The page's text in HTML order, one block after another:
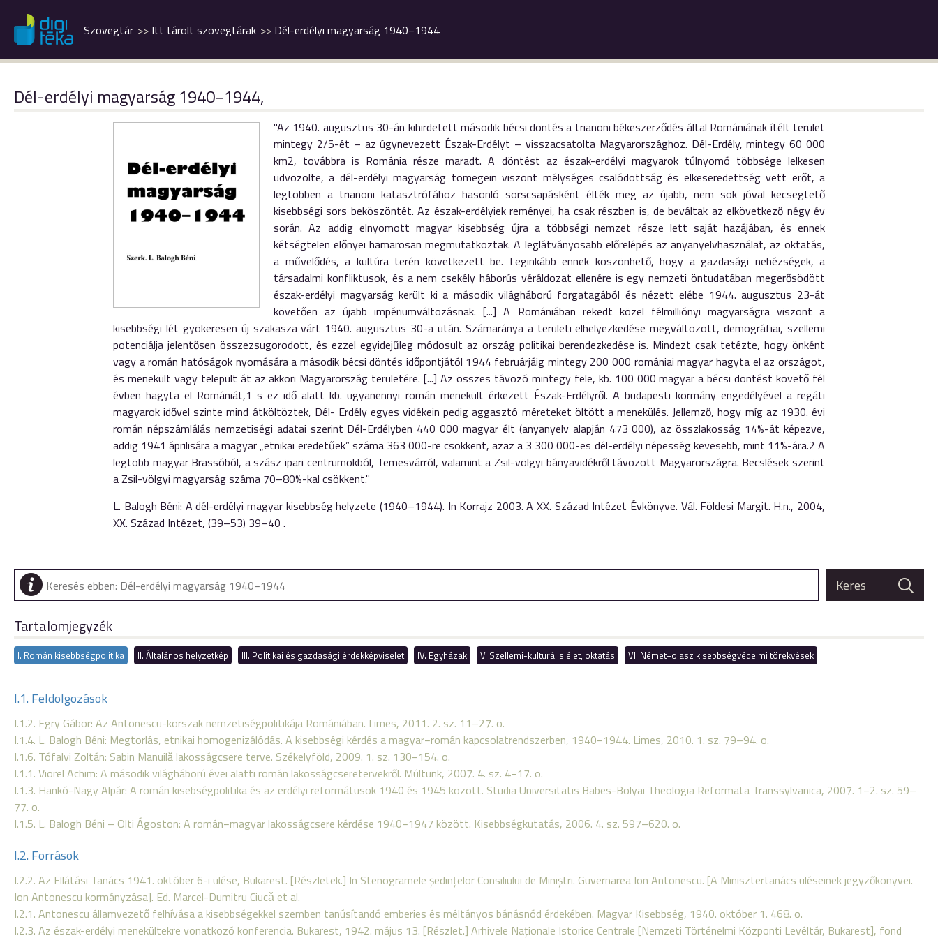
Dél-erdélyi magyarság 1940−1944
Itt tárolt szövegtárak
Szövegtár
Dél-erdélyi magyarság 1940−1944,
"Az 1940. augusztus 30-án kihirdetett második bécsi döntés a trianoni békeszerződés által Romániának ítélt terület
mintegy 2/5-ét – az úgynevezett Észak-Erdélyt – visszacsatolta Magyarországhoz. Dél-Erdély, mintegy 60 000
km2, továbbra is Románia része maradt. A döntést az észak-erdélyi magyarok túlnyomó többsége lelkesen
üdvözölte, a dél-erdélyi magyarság tömegein viszont mélységes csalódottság és elkeseredettség vett erőt, a
legtöbben a trianoni katasztrófához hasonló sorscsapásként élték meg az újabb, nem sok jóval kecsegtető
kisebbségi sors beköszöntét. Az észak-erdélyiek reményei, ha csak részben is, de beváltak az elkövetkező négy év
során. Az addig elnyomott magyar kisebbség újra a többségi nemzet része lett saját hazájában, és ennek
kétségtelen előnyei hamarosan megmutatkoztak. A leglátványosabb előrelépés az anyanyelvhasználat, az oktatás,
a művelődés, a kultúra terén következett be. Leginkább ennek köszönhető, hogy a gazdasági nehézségek, a
társadalmi konfliktusok, és a nem csekély háborús véráldozat ellenére is egy nemzeti öntudatában megerősödött
észak-erdélyi magyarság került ki a második világháború forgatagából és nézett elébe 1944. augusztus 23-át
követően az újabb impériumváltozásnak. [...] A Romániában rekedt közel félmilliónyi magyarságra viszont a
kisebbségi lét gyökeresen új szakasza várt 1940. augusztus 30-a után. Számaránya a területi elhelyezkedése megváltozott, demográfiai, szellemi
potenciálja jelentősen összezsugorodott, és ezzel egyidejűleg módosult az ország politikai berendezkedése is. Mindezt csak tetézte, hogy önként
vagy a román hatóságok nyomására a második bécsi döntés időpontjától 1944 februárjáig mintegy 200 000 romániai magyar hagyta el az országot,
és menekült vagy települt át az akkori Magyarország területére. [...] Az összes távozó mintegy fele, kb. 100 000 magyar a bécsi döntést követő fél
évben hagyta el Romániát,1 s ez idő alatt kb. ugyanennyi román menekült érkezett Észak-Erdélyről. A budapesti kormány engedélyével a regáti
magyarok idővel szinte mind átköltöztek, Dél- Erdély egyes vidékein pedig aggasztó méreteket öltött a menekülés. Jellemző, hogy míg az 1930. évi
román népszámlálás nemzetiségi adatai szerint Dél-Erdélyben 440 000 magyar élt (anyanyelv alapján 473 000), az összlakosság 14%-át képezve,
addig 1941 áprilisára a magyar „etnikai eredetűek” száma 363 000-re csökkent, azaz a 3 300 000-es dél-erdélyi népesség kevesebb, mint 11%-ára.2 A
legtöbb magyar Brassóból, a szász ipari centrumokból, Temesvárról, valamint a Zsil-völgyi bányavidékről távozott Magyarországra. Becslések szerint
a Zsil-völgyi magyarság száma 70–80%-kal csökkent."
L. Balogh Béni: A dél-erdélyi magyar kisebbség helyzete (1940–1944). In Korrajz 2003. A XX. Század Intézet Évkönyve. Vál. Földesi Margit. H.n., 2004,
XX. Század Intézet, (39–53) 39–40 .
Tartalomjegyzék
I. Román kisebbségpolitika II. Általános helyzetkép III. Politikai és gazdasági érdekképviselet IV. Egyházak V. Szellemi-kulturális élet, oktatás VI. Német−olasz kisebbségvédelmi törekvések
I.1. Feldolgozások
I.1.2. Egry Gábor: Az Antonescu-korszak nemzetiségpolitikája Romániában. Limes, 2011. 2. sz. 11–27. o.
I.1.4. L. Balogh Béni: Megtorlás, etnikai homogenizálódás. A kisebbségi kérdés a magyar−román kapcsolatrendszerben, 1940−1944. Limes, 2010. 1. sz. 79–94. o.
I.1.6. Tófalvi Zoltán: Sabin Manuilă lakosságcsere terve. Székelyföld, 2009. 1. sz. 130−154. o.
I.1.1. Viorel Achim: A második világháború évei alatti román lakosságcseretervekről. Múltunk, 2007. 4. sz. 4−17. o.
I.1.3. Hankó-Nagy Alpár: A román kisebségpolitika és az erdélyi reformátusok 1940 és 1945 között. Studia Universitatis Babes-Bolyai Theologia Reformata Transsylvanica, 2007. 1−2. sz. 59–
77. o.
I.1.5. L. Balogh Béni – Olti Ágoston: A román−magyar lakosságcsere kérdése 1940−1947 között. Kisebbségkutatás, 2006. 4. sz. 597–620. o.
I.2. Források
I.2.2. Az Ellátási Tanács 1941. október 6-i ülése, Bukarest. [Részletek.] In Stenogramele şedinţelor Consiliului de Miniştri. Guvernarea Ion Antonescu. [A Minisztertanács üléseinek jegyzőkönyvei.
Ion Antonescu kormányzása]. Ed. Marcel-Dumitru Ciucǎ et al.
I.2.1. Antonescu államvezető felhívása a kisebbségekkel szemben tanúsítandó emberies és méltányos bánásnód érdekében. Magyar Kisebbség, 1940. október 1. 468. o.
I.2.3. Az észak-erdélyi menekültekre vonatkozó konferencia. Bukarest, 1942. május 13. [Részlet.] Arhivele Naţionale Istorice Centrale [Nemzeti Történelmi Központi Levéltár, Bukarest], fond